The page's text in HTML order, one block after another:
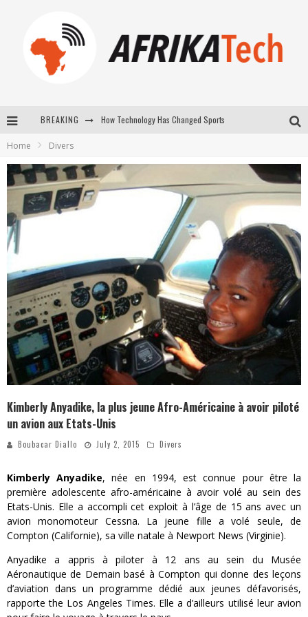
BREAKING How Technology Has Changed Sports
Home Divers
Kimberly Anyadike, la plus jeune Afro-Américaine à avoir piloté
un avion aux Etats-Unis
Boubacar Diallo July 2, 2015 Divers
Kimberly Anyadike, née en 1994, est connue pour être la
première adolescente afro-américaine à avoir volé au sein des
Etats-Unis. Elle a accompli cet exploit à l’âge de 15 ans avec un
avion monomoteur Cessna. La jeune fille a volé seule, de
Compton (Californie), sa ville natale à Newport News (Virginie).
Anyadike a appris à piloter à 12 ans au sein du Musée
Aéronautique de Demain basé à Compton qui donne des leçons
d’aviation dans un programme dédié aux jeunes défavorisés,
rapporte the Los Angeles Times. Elle a d’ailleurs utilisé leur avion